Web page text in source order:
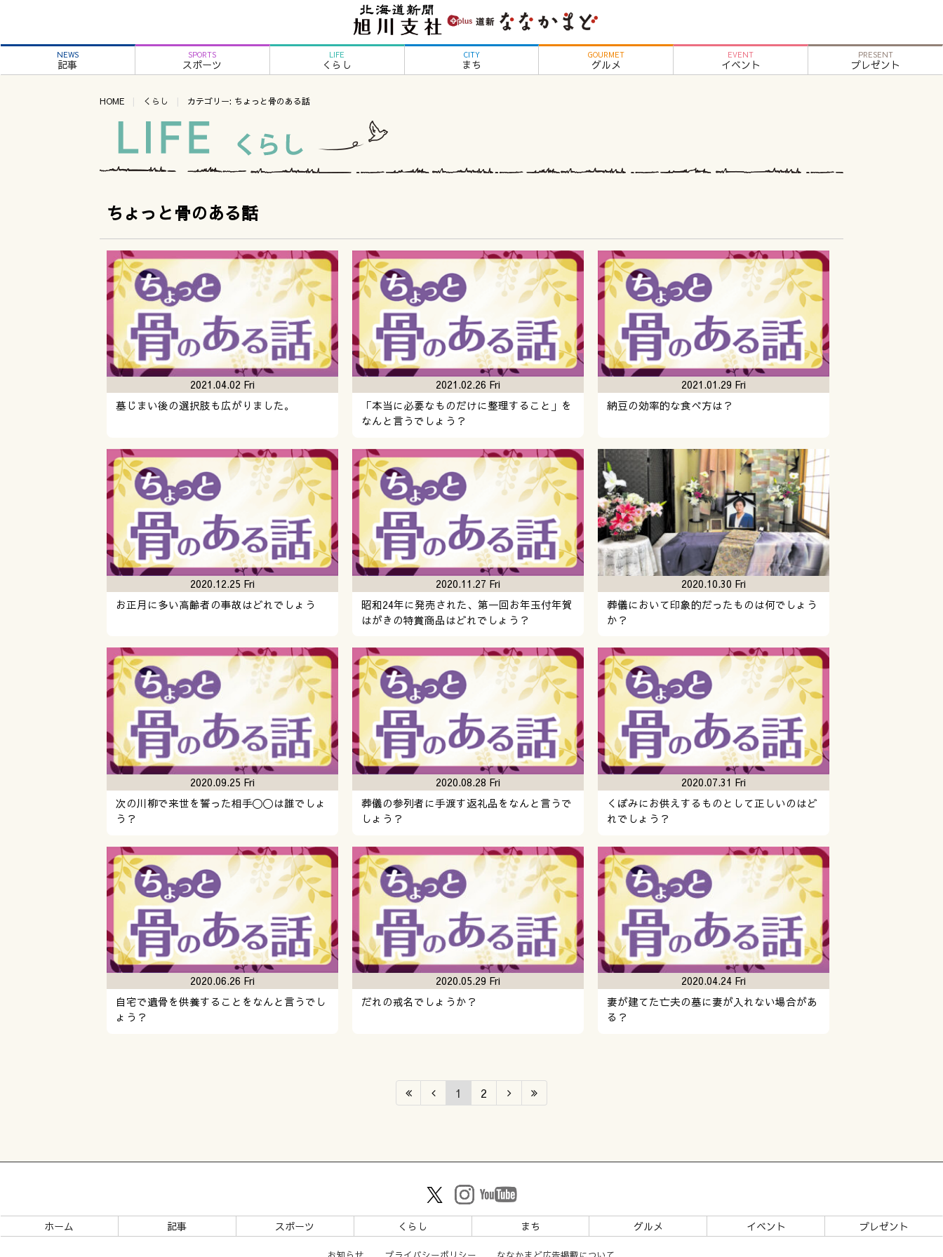
NEWS
記事
SPORTS
スポーツ
LIFE
くらし
CITY
まち
GOURMET
グルメ
EVENT
イベント
PRESENT
プレゼント
HOME くらし カテゴリー: ちょっと骨のある話
ちょっと骨のある話
墓じまい後の選択肢も広がりました。
2021.04.02 Fri
「本当に必要なものだけに整理すること」を
なんと言うでしょう？
2021.02.26 Fri
納豆の効率的な食べ方は？
2021.01.29 Fri
お正月に多い高齢者の事故はどれでしょう
2020.12.25 Fri
昭和24年に発売された、第一回お年玉付年賀
はがきの特賞商品はどれでしょう？
2020.11.27 Fri
葬儀において印象的だったものは何でしょう
か？
2020.10.30 Fri
次の川柳で来世を誓った相手〇〇は誰でしょ
う？
2020.09.25 Fri
葬儀の参列者に手渡す返礼品をなんと言うで
しょう？
2020.08.28 Fri
くぼみにお供えするものとして正しいのはど
れでしょう？
2020.07.31 Fri
自宅で遺骨を供養することをなんと言うでし
ょう？
2020.06.26 Fri
だれの戒名でしょうか？
2020.05.29 Fri
妻が建てた亡夫の墓に妻が入れない場合があ
る？
2020.04.24 Fri
1 2
ホーム 記事 スポーツ くらし まち グルメ イベント プレゼント